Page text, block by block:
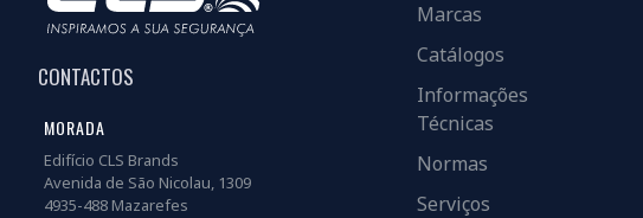
CONTACTOS
MORADA
Edifício CLS Brands
Avenida de São Nicolau, 1309
4935-488 Mazarefes
Marcas
Catálogos
Informações
Técnicas
Normas
Serviços